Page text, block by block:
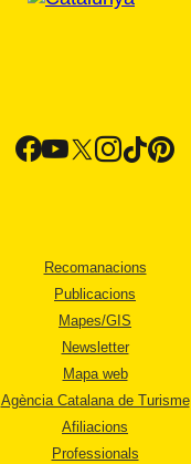
Recomanacions
Publicacions
Mapes/GIS
Newsletter
Mapa web
Agència Catalana de Turisme
Afiliacions
Professionals